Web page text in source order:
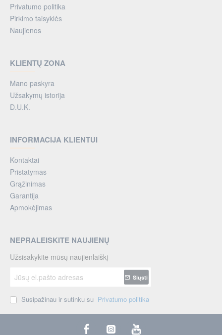
Privatumo politika
Pirkimo taisyklės
Naujienos
KLIENTŲ ZONA
Mano paskyra
Užsakymų istorija
D.U.K.
INFORMACIJA KLIENTUI
Kontaktai
Pristatymas
Grąžinimas
Garantija
Apmokėjimas
NEPRALEISKITE NAUJIENŲ
Užsisakykite mūsų naujienlaiškį
el.pašto
Siųsti
Susipažinau ir sutinku su Privatumo politika